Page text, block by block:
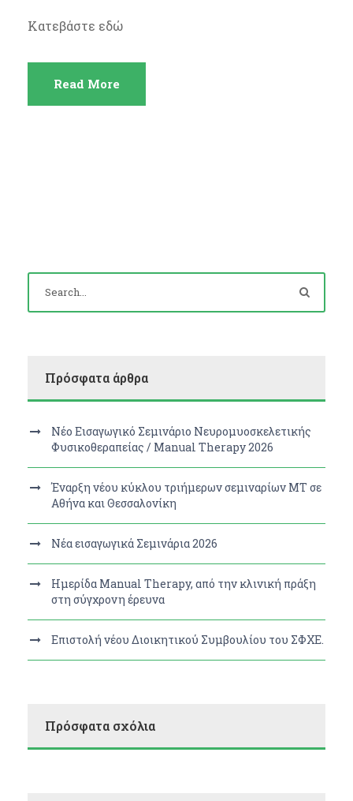
Κατεβάστε εδώ
Read More
Πρόσφατα άρθρα
Νέο Εισαγωγικό Σεμινάριο Νευρομυοσκελετικής
Φυσικοθεραπείας / Manual Therapy 2026
Έναρξη νέου κύκλου τριήμερων σεμιναρίων MT σε
Αθήνα και Θεσσαλονίκη
Νέα εισαγωγικά Σεμινάρια 2026
Ημερίδα Manual Therapy, από την κλινική πράξη
στη σύγχρονη έρευνα
Επιστολή νέου Διοικητικού Συμβουλίου του ΣΦΧΕ.
Πρόσφατα σχόλια